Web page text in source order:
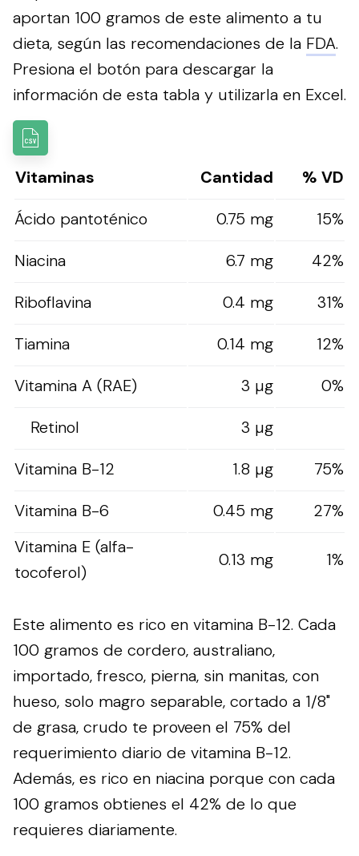
aportan 100 gramos de este alimento a tu
dieta, según las recomendaciones de la FDA.
Presiona el botón para descargar la
información de esta tabla y utilizarla en Excel.
Vitaminas Cantidad
% VD
Ácido pantoténico
0.75 mg
15%
Niacina
6.7 mg
42%
Riboflavina
0.4 mg
31%
Tiamina
0.14 mg
12%
Vitamina A (RAE)
3 µg
0%
Retinol
3 µg
Vitamina B-12
1.8 µg
75%
Vitamina B-6
0.45 mg
27%
Vitamina E (alfa-
tocoferol)
0.13 mg 1%
Este alimento es rico en vitamina B-12. Cada
100 gramos de cordero, australiano,
importado, fresco, pierna, sin manitas, con
hueso, solo magro separable, cortado a 1/8"
de grasa, crudo te proveen el 75% del
requerimiento diario de vitamina B-12.
Además, es rico en niacina porque con cada
100 gramos obtienes el 42% de lo que
requieres diariamente.